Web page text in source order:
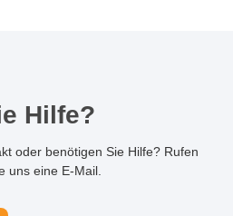
Hilfe?
oder benötigen Sie Hilfe? Rufen
uns eine E-Mail.